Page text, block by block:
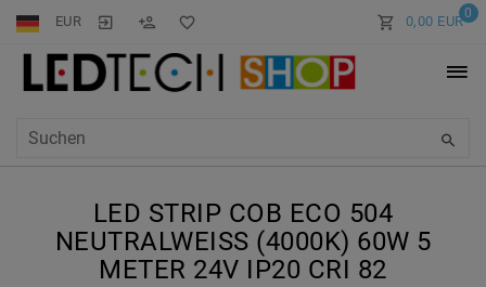
EUR 0
0,00 EUR
LED STRIP COB ECO 504
NEUTRALWEISS (4000K) 60W 5 M
ETER 24V IP20 CRI 82